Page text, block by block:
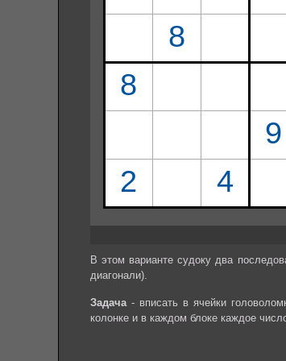
В этом варианте судоку два
диагонали).
Задача- вписать в ячейки
колонке и в каждом блоке каждое